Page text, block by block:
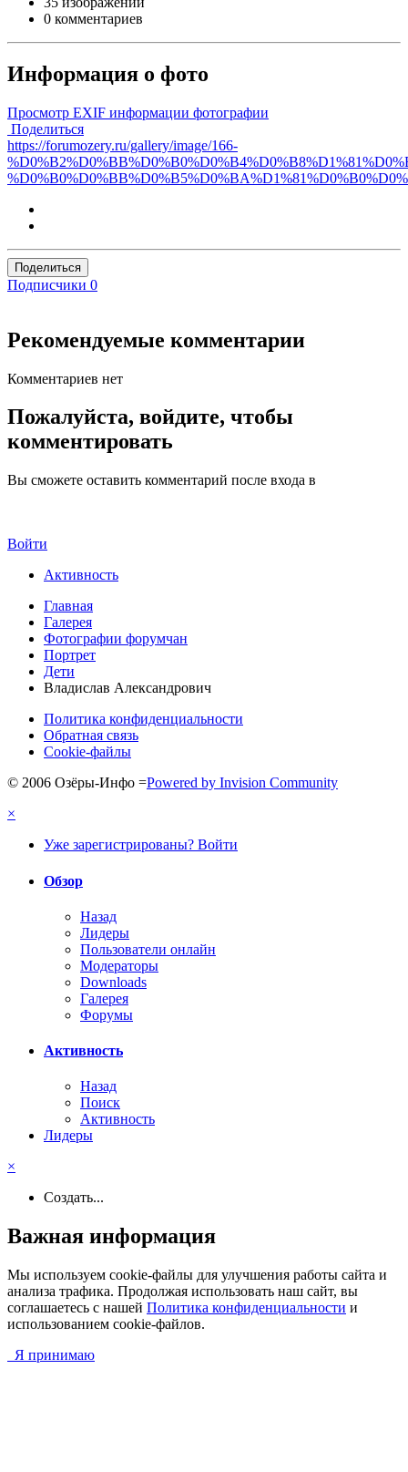
0 комментариев
Информация о фото
Просмотр EXIF информации фотографии
Поделиться
https://forumozery.ru/gallery/image/166-
Поделиться
Подписчики 0
Рекомендуемые комментарии
Комментариев нет
Пожалуйста, войдите, чтобы
комментировать
Вы сможете оставить комментарий после входа в
Войти
Активность
Главная
Галерея
Фотографии форумчан
Портрет
Дети
Владислав Александрович
Политика конфиденциальности
Обратная связь
Cookie-файлы
© 2006 Озёры-Инфо =Powered by Invision Community
×
Уже зарегистрированы? Войти
Обзор
Назад
Лидеры
Пользователи онлайн
Модераторы
Downloads
Галерея
Форумы
Активность
Назад
Поиск
Активность
Лидеры
×
Создать...
Важная информация
Мы используем cookie-файлы для улучшения работы сайта и
анализа трафика. Продолжая использовать наш сайт, вы
соглашаетесь с нашей Политика конфиденциальности и
использованием cookie-файлов.
Я принимаю